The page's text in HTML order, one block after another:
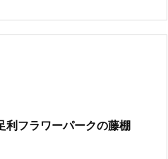
利フラワーパークの藤棚